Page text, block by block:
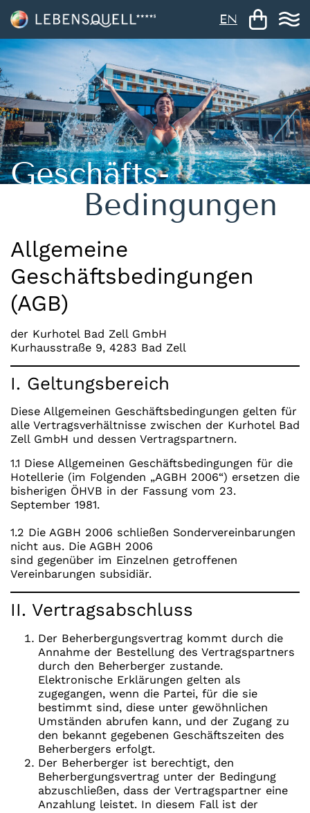
EN
Geschäfts-
Bedingungen
Allgemeine
Geschäftsbedingungen
(AGB)
der Kurhotel Bad Zell GmbH
Kurhausstraße 9, 4283 Bad Zell
I. Geltungsbereich
Diese Allgemeinen Geschäftsbedingungen gelten für
alle Vertragsverhältnisse zwischen der Kurhotel Bad
Zell GmbH und dessen Vertragspartnern.
1.1 Diese Allgemeinen Geschäftsbedingungen für die
Hotellerie (im Folgenden „AGBH 2006“) ersetzen die
bisherigen ÖHVB in der Fassung vom 23.
September 1981.
1.2 Die AGBH 2006 schließen Sondervereinbarungen
nicht aus. Die AGBH 2006
sind gegenüber im Einzelnen getroffenen
Vereinbarungen subsidiär.
II. Vertragsabschluss
Der Beherbergungsvertrag kommt durch die
Annahme der Bestellung des Vertragspartners
durch den Beherberger zustande.
Elektronische Erklärungen gelten als
zugegangen, wenn die Partei, für die sie
bestimmt sind, diese unter gewöhnlichen
Umständen abrufen kann, und der Zugang zu
den bekannt gegebenen Geschäftszeiten des
Beherbergers erfolgt.
Der Beherberger ist berechtigt, den
Beherbergungsvertrag unter der Bedingung
abzuschließen, dass der Vertragspartner eine
Anzahlung leistet. In diesem Fall ist der